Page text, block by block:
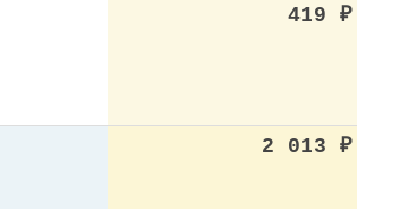
419 ₽
2 013 ₽